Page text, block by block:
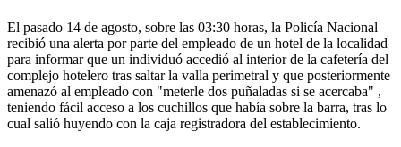
El pasado 14 de agosto, sobre las 03:30 horas, la Policía Nacional
recibió una alerta por parte del empleado de un hotel de la localidad
para informar que un individuó accedió al interior de la cafetería del
complejo hotelero tras saltar la valla perimetral y que posteriormente
amenazó al empleado con "meterle dos puñaladas si se acercaba" ,
teniendo fácil acceso a los cuchillos que había sobre la barra, tras lo
cual salió huyendo con la caja registradora del establecimiento.